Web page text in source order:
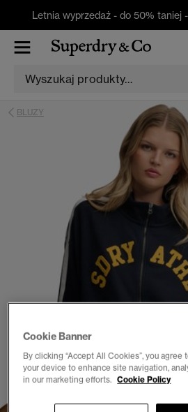
Letnia wyprzedaż - do 50% taniej -
BLUZY
Cookie Banner
By clicking “Accept All Cookies”, you
your device to enhance site navigation,
in our marketing efforts. Cookie Policy